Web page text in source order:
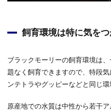
飼育環境は特に気を
ブラックモーリーの飼育環境は
題なく飼育できますので、特段
ンテトラやグッピーなどと同じ環
原産地での水質は中性から若干